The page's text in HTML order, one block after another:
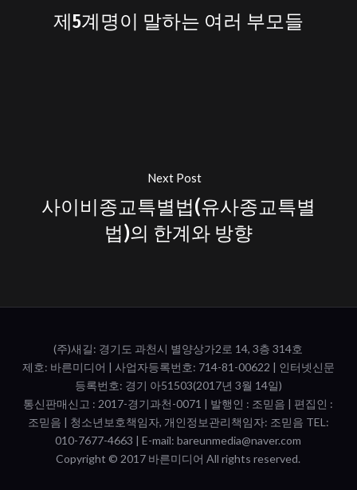
제5계명이 말하는 여러 부모들
Next Post
사이비종교특별법(유사종교특별
법)의 한계와 방향
(주)새길: 경기도 과천시 별양상가2로 14, 3층 314호
제호: 바른미디어 | 사업자등록번호: 714-81-00622 | 인터넷신문
등록번호: 경기 아51503(2017년 3월 14일)
통신판매신고 : 2017-경기과천-0071​ | 발행인 : 조믿음 | 편집인 :
조믿음 | 청소년보호책임자, 개인정보관리책임자: 조믿음 TEL:
010-7677-4663 | E-mail: bareunmedia@naver.com
Copyright © 2017 바른미디어 All rights reserved.